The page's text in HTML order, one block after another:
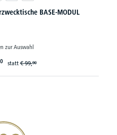
BASE-MODUL
zur Auswahl
statt€ 99,90
sichern